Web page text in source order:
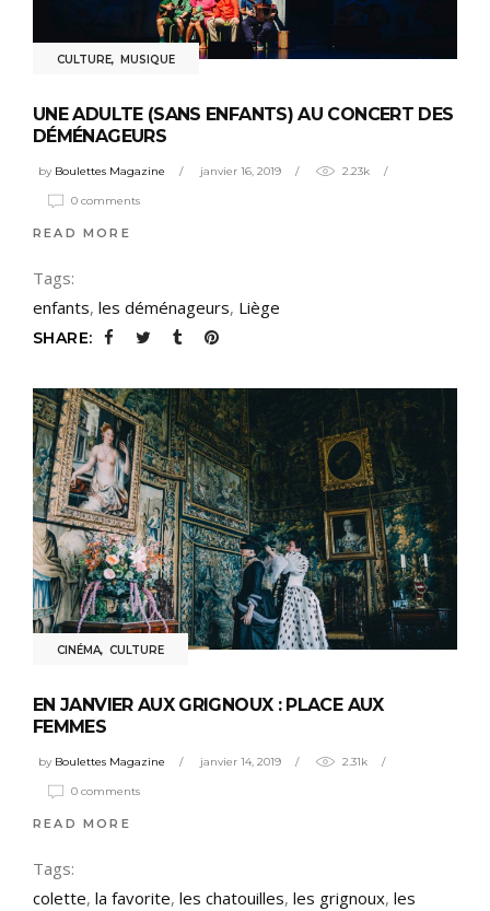
CULTURE, MUSIQUE
UNE ADULTE (SANS ENFANTS) AU CONCERT DES
DÉMÉNAGEURS
by Boulettes Magazine janvier 16, 2019 2.23k
0 comments
READ MORE
Tags:
enfants, les déménageurs, Liège
SHARE:
CINÉMA, CULTURE
EN JANVIER AUX GRIGNOUX : PLACE AUX
FEMMES
by Boulettes Magazine janvier 14, 2019 2.31k
0 comments
READ MORE
Tags:
colette, la favorite, les chatouilles, les grignoux, les